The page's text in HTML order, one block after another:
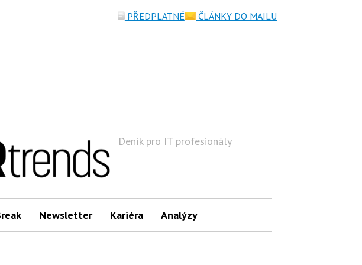
Deník pro IT profesionály
Newsletter Kariéra Analýzy
PŘEDPLATNÉ ČLÁNKY DO MAILU